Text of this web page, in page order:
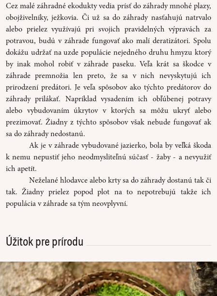
Cez malé záhradné ekodukty vedia prísť do záhrady mnohé plazy,
obojživelníky, ježkovia. Či už sa do záhrady nasťahujú natrvalo
alebo prielez využívajú pri svojich pravidelných výpravách za
potravou, budú v záhrade fungovať ako malí deratizátori. Spolu
dokážu udržať na uzde populácie nejedného druhu hmyzu ktorý
by inak mohol robiť v záhrade paseku. Veľa krát sa škodce v
záhrade premnožia len preto, že sa v nich nevyskytujú ich
prirodzení predátori. Je veľa spôsobov ako týchto predátorov do
záhrady prilákať. Napríklad vysadením ich obľúbenej potravy
alebo vybudovaním úkrytov v ktorých sa môžu ukryť alebo
prezimovať. Žiadny z týchto spôsobov však nebude fungovať ak
sa do záhrady nedostanú.
Ak je v záhrade vybudované jazierko, bola by veľká škoda
k nemu nepustiť jeho neodmysliteľnú súčasť - žaby - a nevyužiť
ich apetít.
Neželané hlodavce alebo krty sa do záhrady dostanú tak či
tak. Žiadny prielez popod plot na to nepotrebujú takže ich
populácia v záhrade sa tým neovplyvní.
Úžitok pre prírodu